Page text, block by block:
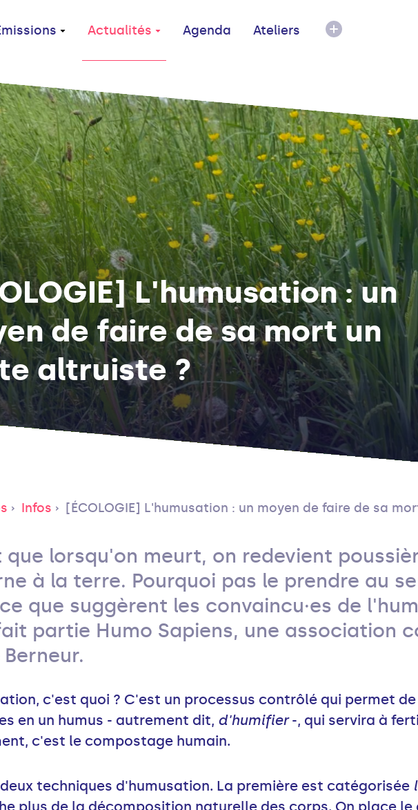
Actualités Agenda Ateliers
L'humusation : un
de faire de sa mort un
altruiste ?
Infos [ÉCOLOGIE] L'humusation : un moyen de faire de sa mort
que lorsqu'on meurt, on redevient
à la terre. Pourquoi pas le prendre au
que suggèrent les convaincu·es de
partie Humo Sapiens, une association
c'est quoi ? C'est un processus contrôlé qui permet
en un humus - autrement dit, d'humifier-, qui servira à
c'est le compostage humain.
techniques d'humusation. La première est catégorisée
plus de la décomposition naturelle des corps. On place le